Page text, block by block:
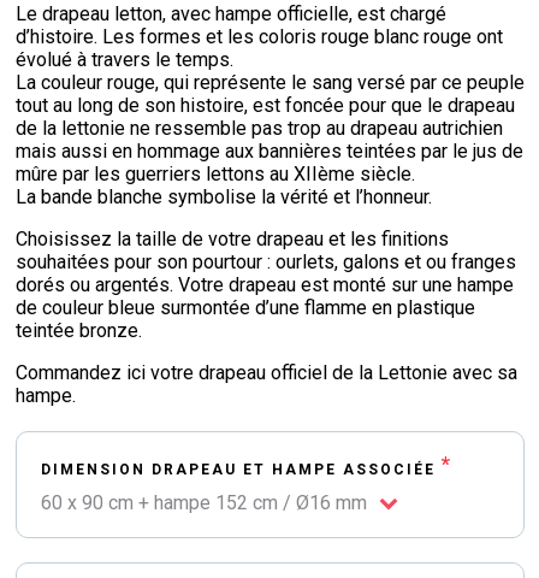
Le drapeau letton, avec hampe officielle, est chargé
d’histoire. Les formes et les coloris rouge blanc rouge ont
évolué à travers le temps.
La couleur rouge, qui représente le sang versé par ce peuple
tout au long de son histoire, est foncée pour que le drapeau
de la lettonie ne ressemble pas trop au drapeau autrichien
mais aussi en hommage aux bannières teintées par le jus de
mûre par les guerriers lettons au XIIème siècle.
La bande blanche symbolise la vérité et l’honneur.
Choisissez la taille de votre drapeau et les finitions
souhaitées pour son pourtour : ourlets, galons et ou franges
dorés ou argentés. Votre drapeau est monté sur une hampe
de couleur bleue surmontée d’une flamme en plastique
teintée bronze.
Commandez ici votre drapeau officiel de la Lettonie avec sa
hampe.
DIMENSION DRAPEAU ET HAMPE ASSOCIÉE *
60 x 90 cm + hampe 152 cm / Ø16 mm